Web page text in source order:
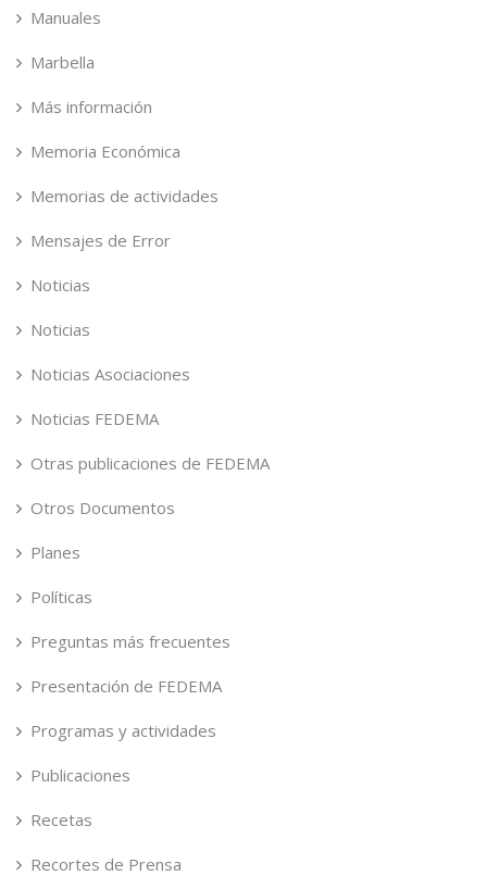
Manuales
Marbella
Más información
Memoria Económica
Memorias de actividades
Mensajes de Error
Noticias
Noticias
Noticias Asociaciones
Noticias FEDEMA
Otras publicaciones de FEDEMA
Otros Documentos
Planes
Políticas
Preguntas más frecuentes
Presentación de FEDEMA
Programas y actividades
Publicaciones
Recetas
Recortes de Prensa